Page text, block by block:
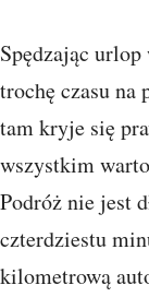
Spędzając
trochę czasu na
tam kryje się
wszystkim
Podróż nie jest
czterdziestu
kilometrową